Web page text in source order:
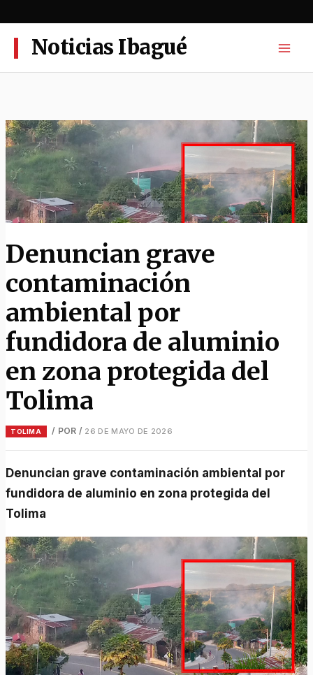
al
contenidoNoticias Ibagué
Denuncian grave
contaminación
ambiental por
fundidora de aluminio
en zona protegida del
Tolima
TOLIMA / POR / 26 DE MAYO DE 2026
Denuncian grave contaminación ambiental por
fundidora de aluminio en zona protegida del
Tolima